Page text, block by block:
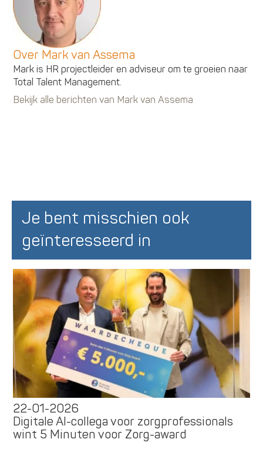
Over Mark van Assema
Mark is HR projectleider en adviseur om te groeien naar
Total Talent Management.
Bekijk alle berichten van Mark van Assema
Je bent misschien ook
geïnteresseerd in
22-01-2026
Digitale AI-collega voor zorgprofessionals
wint 5 Minuten voor Zorg-award